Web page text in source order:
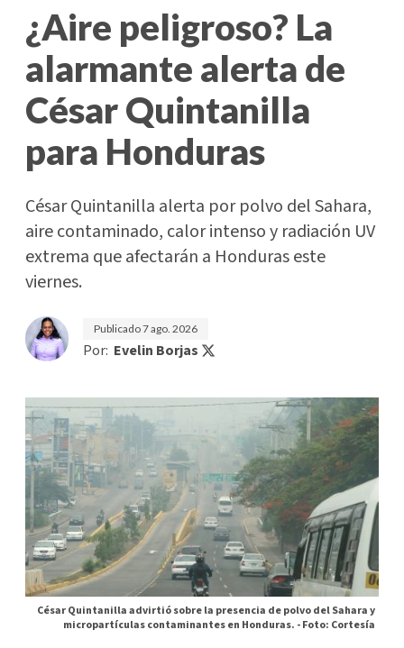
¿Aire peligroso? La
alarmante alerta de
César Quintanilla
para Honduras
César Quintanilla alerta por polvo del Sahara,
aire contaminado, calor intenso y radiación UV
extrema que afectarán a Honduras este
viernes.
Publicado7 ago. 2026
Por: Evelin Borjas
César Quintanilla advirtió sobre la presencia de polvo del Sahara y
micropartículas contaminantes en Honduras. -Foto: Cortesía